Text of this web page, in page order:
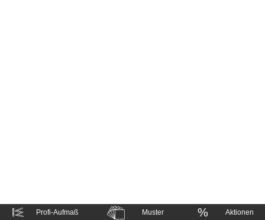
Profi-Aufmaß Muster % Aktionen